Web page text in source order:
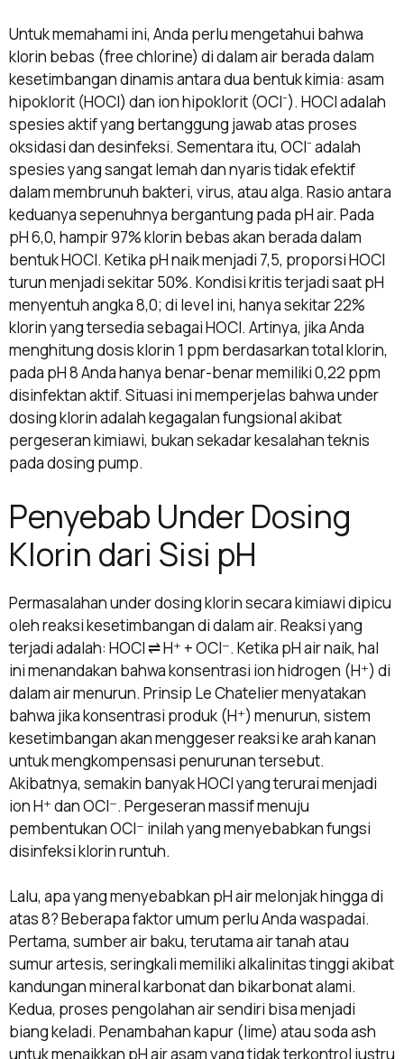
Untuk memahami ini, Anda perlu mengetahui bahwa
klorin bebas (free chlorine) di dalam air berada dalam
kesetimbangan dinamis antara dua bentuk kimia: asam
hipoklorit (HOCl) dan ion hipoklorit (OCl⁻). HOCl adalah
spesies aktif yang bertanggung jawab atas proses
oksidasi dan desinfeksi. Sementara itu, OCl⁻ adalah
spesies yang sangat lemah dan nyaris tidak efektif
dalam membrunuh bakteri, virus, atau alga. Rasio antara
keduanya sepenuhnya bergantung pada pH air. Pada
pH 6,0, hampir 97% klorin bebas akan berada dalam
bentuk HOCl. Ketika pH naik menjadi 7,5, proporsi HOCl
turun menjadi sekitar 50%. Kondisi kritis terjadi saat pH
menyentuh angka 8,0; di level ini, hanya sekitar 22%
klorin yang tersedia sebagai HOCl. Artinya, jika Anda
menghitung dosis klorin 1 ppm berdasarkan total klorin,
pada pH 8 Anda hanya benar-benar memiliki 0,22 ppm
disinfektan aktif. Situasi ini memperjelas bahwa under
dosing klorin adalah kegagalan fungsional akibat
pergeseran kimiawi, bukan sekadar kesalahan teknis
pada dosing pump.
Penyebab Under Dosing
Klorin dari Sisi pH
Permasalahan under dosing klorin secara kimiawi dipicu
oleh reaksi kesetimbangan di dalam air. Reaksi yang
terjadi adalah: HOCl ⇌ H⁺ + OCl⁻. Ketika pH air naik, hal
ini menandakan bahwa konsentrasi ion hidrogen (H⁺) di
dalam air menurun. Prinsip Le Chatelier menyatakan
bahwa jika konsentrasi produk (H⁺) menurun, sistem
kesetimbangan akan menggeser reaksi ke arah kanan
untuk mengkompensasi penurunan tersebut.
Akibatnya, semakin banyak HOCl yang terurai menjadi
ion H⁺ dan OCl⁻. Pergeseran massif menuju
pembentukan OCl⁻ inilah yang menyebabkan fungsi
disinfeksi klorin runtuh.
Lalu, apa yang menyebabkan pH air melonjak hingga di
atas 8? Beberapa faktor umum perlu Anda waspadai.
Pertama, sumber air baku, terutama air tanah atau
sumur artesis, seringkali memiliki alkalinitas tinggi akibat
kandungan mineral karbonat dan bikarbonat alami.
Kedua, proses pengolahan air sendiri bisa menjadi
biang keladi. Penambahan kapur (lime) atau soda ash
untuk menaikkan pH air asam yang tidak terkontrol justru